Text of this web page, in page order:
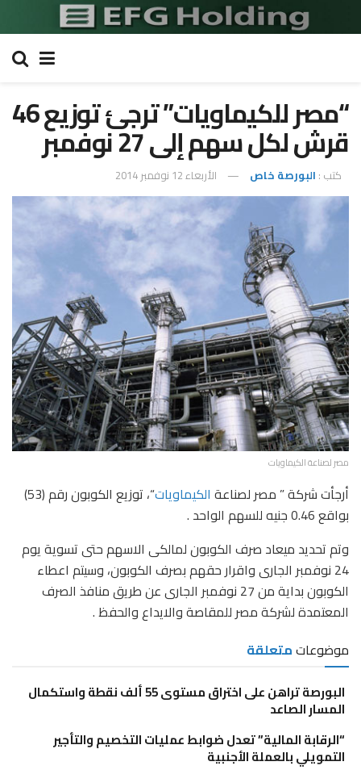
“مصر للكيماويات” ترجئ توزيع 46
قرش لكل سهم إلى 27 نوفمبر
كتب : البورصة خاص الأربعاء 12 نوفمبر 2014
مصر لصناعة الكيماويات
أرجأت شركة ” مصر لصناعة الكيماويات
“، توزيع الكوبون رقم (53)
بواقع 0.46 جنيه للسهم الواحد .
وتم تحديد ميعاد صرف الكوبون لمالكى الاسهم حتى تسوية يوم
24 نوفمبر الجارى واقرار حقهم بصرف الكوبون، وسيتم اعطاء
الكوبون بداية من 27 نوفمبر الجارى عن طريق منافذ الصرف
المعتمدة لشركة مصر للمقاصة والايداع والحفظ .
موضوعاتمتعلقة
البورصة تراهن على اختراق مستوى 55 ألف نقطة واستكمال
المسار الصاعد
“الرقابة المالية” تعدل ضوابط عمليات التخصيم والتأجير
التمويلي بالعملة الأجنبية